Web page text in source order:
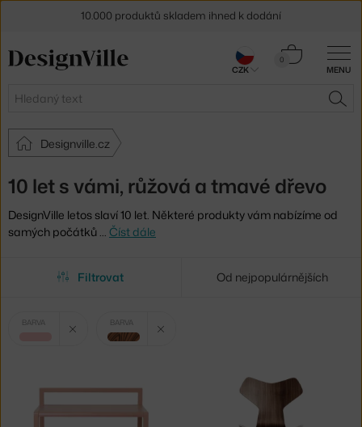
MENU
Hledat
0
Košík
Designville.cz
10 let s vámi, růžová a tmavé dřevo
DesignVille letos slaví 10 let. Některé produkty vám nabízíme od
samých počátků … Číst dále
Filtrovat Od nejpopulárnějších
Vybrané
BARVA BARVA
tmavé dřevo
10.000 produktů skladem ihned k dodání
Sleva 5 % pro odběratele
CZK